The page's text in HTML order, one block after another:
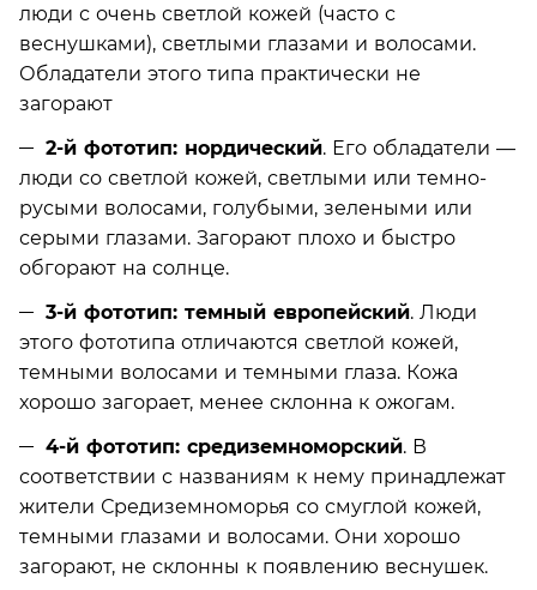
люди с очень светлой кожей (часто с
веснушками), светлыми глазами и волосами.
Обладатели этого типа практически не
загорают
2-й фототип: нордический. Его обладатели —
люди со светлой кожей, светлыми или темно-
русыми волосами, голубыми, зелеными или
серыми глазами. Загорают плохо и быстро
обгорают на солнце.
3-й фототип: темный европейский. Люди
этого фототипа отличаются светлой кожей,
темными волосами и темными глаза. Кожа
хорошо загорает, менее склонна к ожогам.
4-й фототип: средиземноморский. В
соответствии с названиям к нему принадлежат
жители Средиземноморья со смуглой кожей,
темными глазами и волосами. Они хорошо
загорают, не склонны к появлению веснушек.